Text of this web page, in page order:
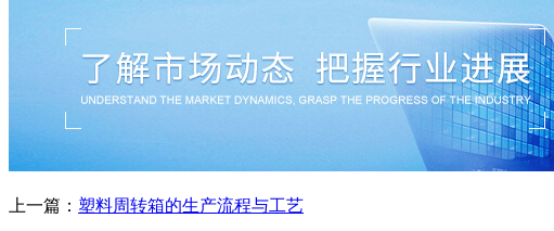
上一篇： 塑料周转箱的生产流程与工艺